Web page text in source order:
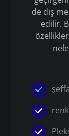
de dış
edilir.